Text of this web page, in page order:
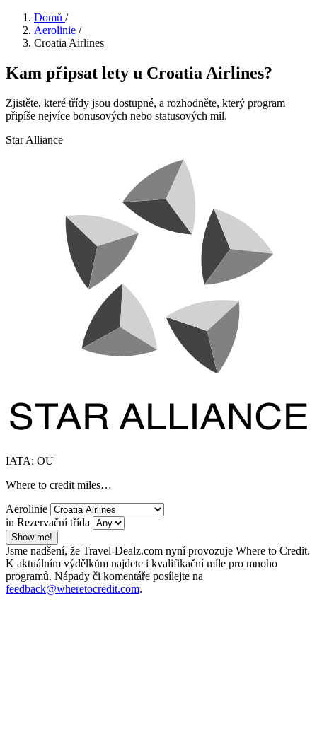
Domů /
Aerolinie /
Croatia Airlines
Kam připsat lety u Croatia Airlines?
Zjistěte, které třídy jsou dostupné, a rozhodněte, který program
připíše nejvíce bonusových nebo statusových mil.
Star Alliance
IATA: OU
Where to credit miles…
Aerolinie
in Rezervační třída
Show me!
Jsme nadšení, že Travel-Dealz.com nyní provozuje Where to Credit.
K aktuálním výdělkům najdete i kvalifikační míle pro mnoho
programů. Nápady či komentáře posílejte na
feedback@wheretocredit.com.